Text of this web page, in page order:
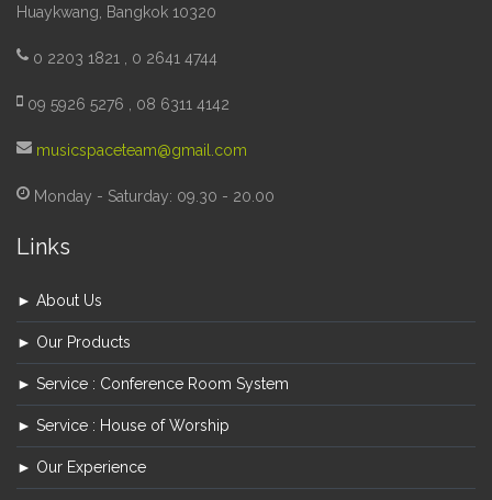
Huaykwang, Bangkok 10320
0 2203 1821 , 0 2641 4744
09 5926 5276 , 08 6311 4142
musicspaceteam@gmail.com
Monday - Saturday: 09.30 - 20.00
Links
► About Us
► Our Products
► Service : Conference Room System
► Service : House of Worship
► Our Experience